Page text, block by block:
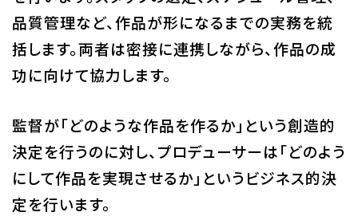
品質管理など、作品が形になるまでの実務を統
括します。両者は密接に連携しながら、作品の成
功に向けて協力します。
監督が「どのような作品を作るか」という創造的
決定を行うのに対し、プロデューサーは「どのよう
にして作品を実現させるか」というビジネス的決
定を行います。